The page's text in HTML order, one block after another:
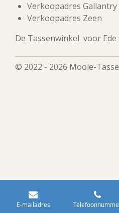
Verkoopadres Gallantry
Verkoopadres Zeen
De Tassenwinkel voor Ede
© 2022 - 2026 Mooie-
E-mailadres